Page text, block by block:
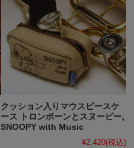
クッション入りマウスピースケ
ース トロンボーンとスヌーピー,
SNOOPY with Music
¥2,420(税込)